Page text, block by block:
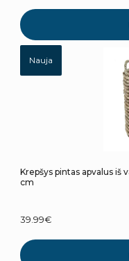
Nauja
Krepšys pintas apvalus iš
cm
39.99€